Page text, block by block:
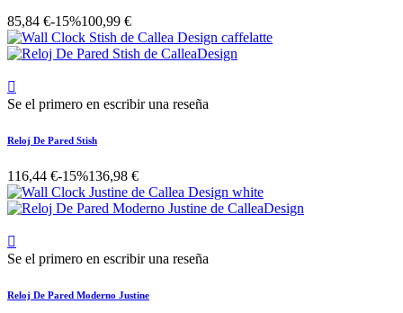
85,84 €-15%100,99 €

Se el primero en escribir una reseña
Reloj De Pared Stish
116,44 €-15%136,98 €

Se el primero en escribir una reseña
Reloj De Pared Moderno Justine